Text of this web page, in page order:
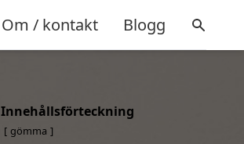
Om / kontakt Blogg
Innehållsförteckning
gömma